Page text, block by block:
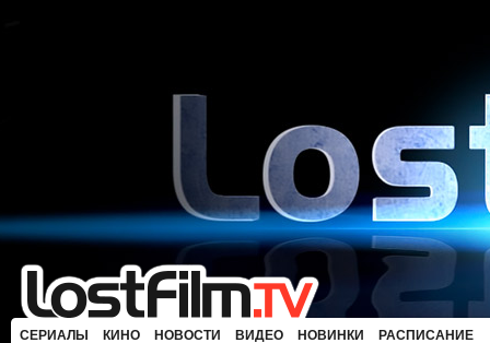
СЕРИАЛЫ КИНО НОВОСТИ ВИДЕО НОВИНКИ РАСПИСАНИЕ